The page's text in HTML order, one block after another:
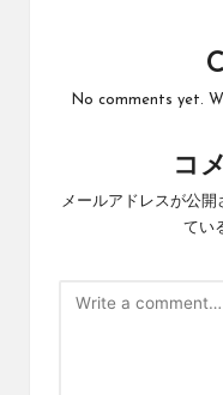
No comments yet.
コ
メールアドレスが公開
てい